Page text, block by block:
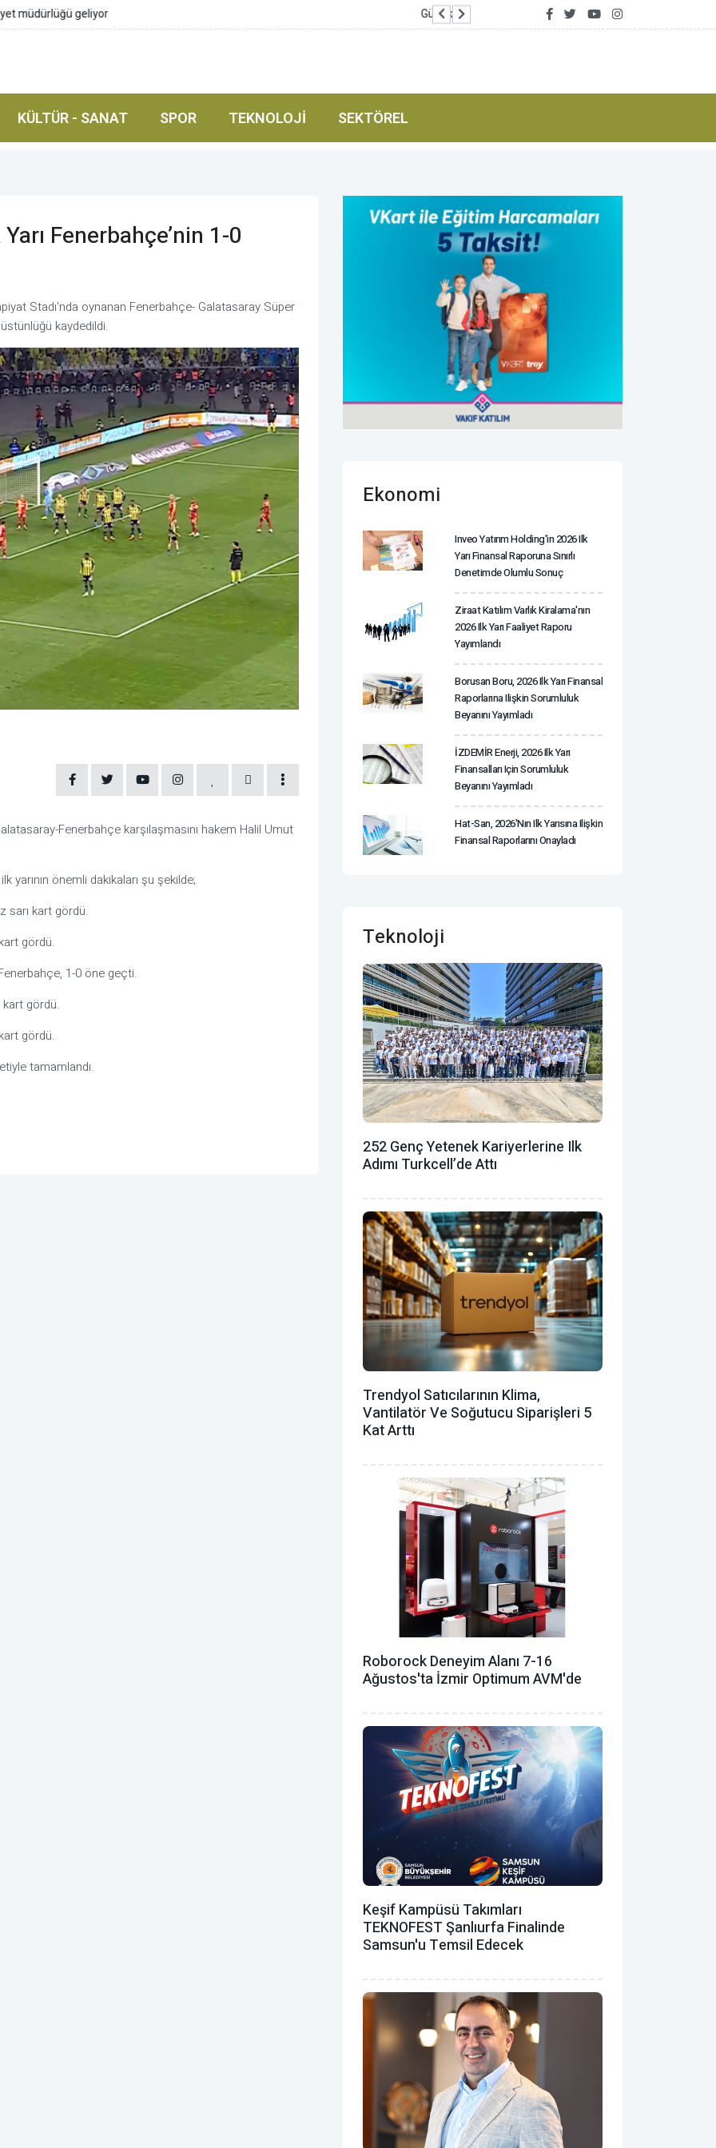
da hedef alacağız Yumaklı: 81 ilde aile kampları düzenlendi
KÜLTÜR - SANAT SPOR TEKNOLOJI SEKTÖREL
Fenerbahçe’nin 1-0
Stadı'nda oynanan Fenerbahçe- Galatasaray Süper
kaydedildi.
Fenerbahçe karşılaşmasını hakem Halil Umut
yarının önemli dakikaları şu şekilde;
sarı kart gördü.
gördü.
1-0 öne geçti.
kart gördü.
gördü.
tamamlandı.
Ekonomi
Inveo Yatırım Holding'in 2026 Ilk
Yarı Finansal Raporuna Sınırlı
Denetimde Olumlu Sonuç
Ziraat Katılım Varlık Kiralama'nın
2026 Ilk Yarı Faaliyet Raporu
Yayımlandı
Borusan Boru, 2026 Ilk Yarı Finansal
Raporlarına Ilişkin Sorumluluk
Beyanını Yayımladı
İZDEMİR Enerji, 2026 Ilk Yarı
Finansalları Için Sorumluluk
Beyanını Yayımladı
Hat-San, 2026'nın Ilk Yarısına Ilişkin
Finansal Raporlarını Onayladı
Teknoloji
252 Genç Yetenek Kariyerlerine Ilk
Adımı Turkcell’de Attı
Trendyol Satıcılarının Klima,
Vantilatör ‎ve Soğutucu Siparişleri 5
Kat Arttı
Roborock Deneyim Alanı 7-16
Ağustos'ta İzmir Optimum AVM'de
Keşif Kampüsü Takımları
TEKNOFEST Şanlıurfa Finalinde
Samsun'u Temsil Edecek